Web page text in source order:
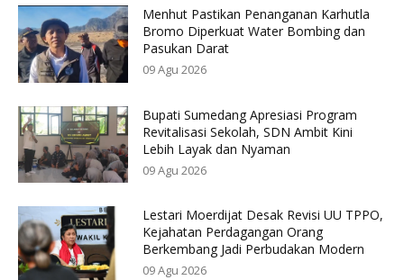
Menhut Pastikan Penanganan Karhutla
Bromo Diperkuat Water Bombing dan
Pasukan Darat
09 Agu 2026
Bupati Sumedang Apresiasi Program
Revitalisasi Sekolah, SDN Ambit Kini
Lebih Layak dan Nyaman
09 Agu 2026
Lestari Moerdijat Desak Revisi UU TPPO,
Kejahatan Perdagangan Orang
Berkembang Jadi Perbudakan Modern
09 Agu 2026